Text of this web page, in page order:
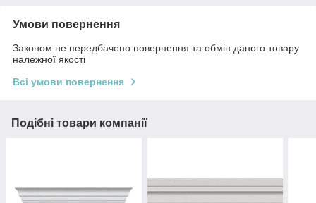
Умови повернення
Законом не передбачено повернення та обмін даного товару
належної якості
Всі умови повернення
Подібні товари компанії